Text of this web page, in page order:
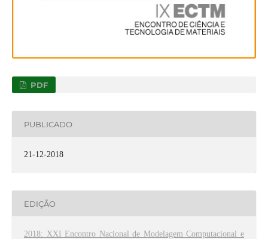
PDF
PUBLICADO
21-12-2018
EDIÇÃO
2018: XXI Encontro Nacional de Modelagem Computacional e